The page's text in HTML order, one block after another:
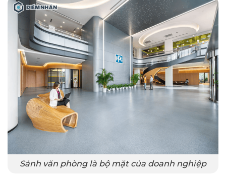
Sảnh văn phòng là bộ mặt của doanh nghiệp